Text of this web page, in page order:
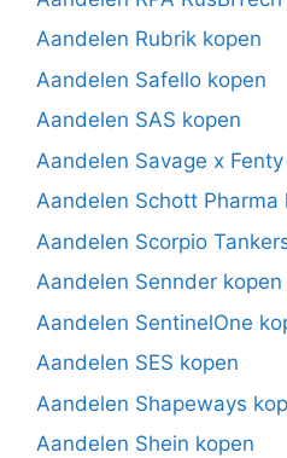
Aandelen Rubrik kopen
Aandelen Safello kopen
Aandelen SAS kopen
Aandelen Savage x
Aandelen Schott Pharma
Aandelen Scorpio
Aandelen Sennder
Aandelen SentinelOne
Aandelen SES kopen
Aandelen Shapeways
Aandelen Shein kopen